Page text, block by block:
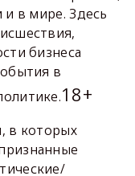
в мире. Здесь
бизнеса
в
18+
в которых